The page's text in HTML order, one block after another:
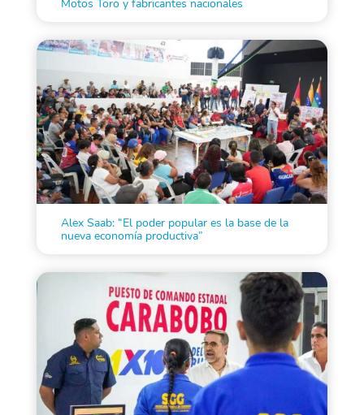
Motos Toro y fabricantes nacionales
Alex Saab: “El poder popular es la base de la
nueva economía productiva”